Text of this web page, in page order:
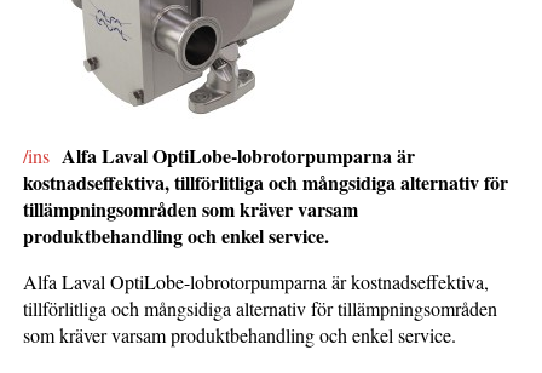
/ins Alfa Laval OptiLobe-lobrotorpumparna är
kostnadseffektiva, tillförlitliga och mångsidiga alternativ för
tillämpningsområden som kräver varsam
produktbehandling och enkel service.
Alfa Laval OptiLobe-lobrotorpumparna är kostnadseffektiva,
tillförlitliga och mångsidiga alternativ för tillämpningsområden
som kräver varsam produktbehandling och enkel service.